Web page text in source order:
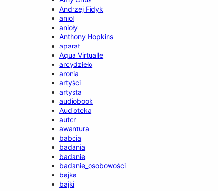
Andrzej Fidyk
anioł
anioły
Anthony Hopkins
aparat
Aqua Virtualle
arcydzieło
aronia
artyści
artysta
audiobook
Audioteka
autor
awantura
babcia
badania
badanie
badanie_osobowości
bajka
bajki